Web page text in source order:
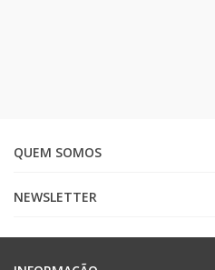
QUEM SOMOS
NEWSLETTER